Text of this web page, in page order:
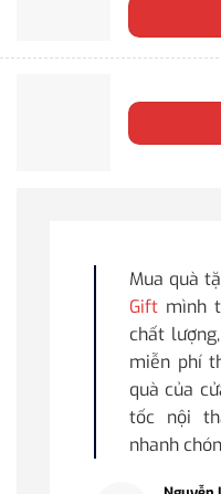
Mua quà
Gift mình
chất
miễn phí
quà của
tốc nội
nhanh